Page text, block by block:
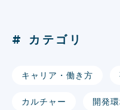
# カテゴリ
キャリア・働き方
カルチャー 開発